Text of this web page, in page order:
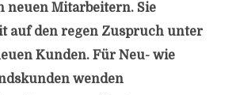
neuen Mitarbeitern. Sie
auf den regen Zuspruch unter
Kunden. Für Neu- wie
wenden